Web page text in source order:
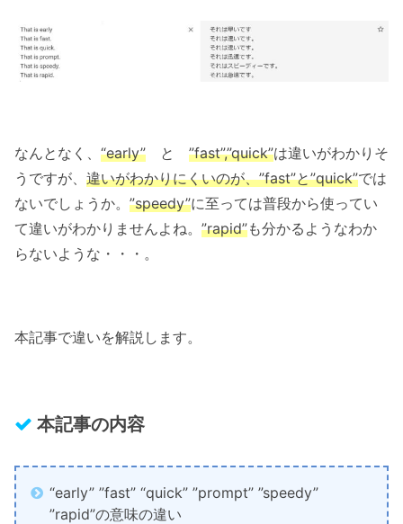
なんとなく、 “early” と ”fast”,”quick”は違いがわかりそ
うですが、 違いがわかりにくいのが、”fast”と”quick”では
ないでしょうか。 ”speedy”に至っては普段から使ってい
て違いがわかりませんよね。 ”rapid”も分かるようなわか
らないような・・・。
本記事で違いを解説します。
本記事の内容
“early” ”fast” “quick” ”prompt” ”speedy”
”rapid”の意味の違い